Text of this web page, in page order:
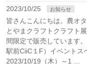
2023/10/25 お知らせ
皆さんこんにちは。農オ
とやまクラフトクラフト
間限定で販売しています
駅前CiiC１F）イベントス
2023/10/19（木）～1 …